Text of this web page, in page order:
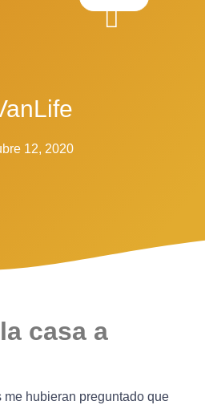
12, 2020
casa a
me hubieran preguntado que